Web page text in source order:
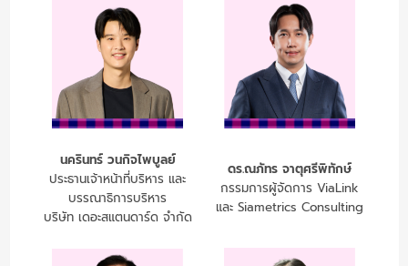
นครินทร์ วนกิจไพบูลย์
ประธานเจ้าหน้าที่บริหาร และ
บรรณาธิการบริหาร
บริษัท เดอะสแตนดาร์ด จำกัด
ดร.ณภัทร จาตุศรีพิทักษ์
กรรมการผู้จัดการ ViaLink
และ Siametrics Consulting